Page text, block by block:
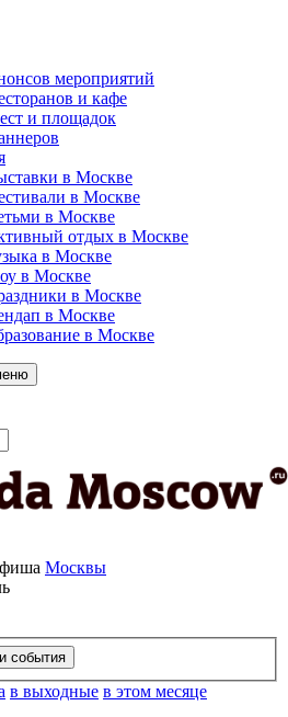
мероприятий
и кафе
и площадок
в Москве
в Москве
в Москве
отдых в Москве
в Москве
в Москве
в Москве
в Москве
в Москве
Москвы
в выходные в этом месяце